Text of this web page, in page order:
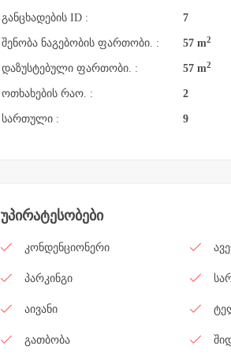
განცხადების ID : 7
შენობა ნაგებობის ფართობი. : 57 m2
დაზუსტებული ფართობი. : 57 m2
ოთხახების რაო. : 2
სართული : 9
უპირატესობები
კონდენციონერი
პარკინგი
აივანი
გათბობა